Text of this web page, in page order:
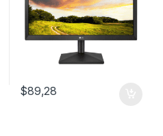
$89,28